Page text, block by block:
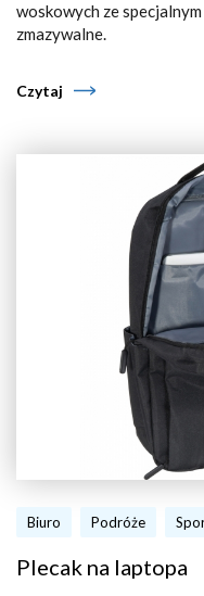
woskowych ze
zmazywalne.
Czytaj
Biuro Podróże
Plecak na laptopa